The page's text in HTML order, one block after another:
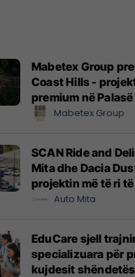
Mabetex Group
Coast Hills -
premium në Palasë
Mabetex Group
SCAN Ride and
Mita dhe Dacia
projektin më të ri
Prishtinë
Auto Mita
EduCare sjell
specializuara për
kujdesit